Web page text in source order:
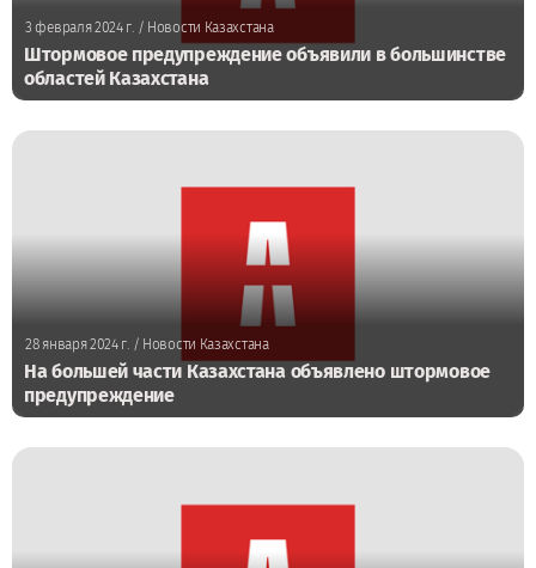
3 февраля 2024 г. / Новости Казахстана
Штормовое предупреждение объявили в большинстве
областей Казахстана
28 января 2024 г./ Новости Казахстана
На большей части Казахстана объявлено штормовое
предупреждение